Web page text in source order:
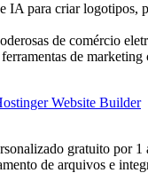
IA para criar logotipos,
de comércio
de
Website Builder
gratuito por 1
de arquivos e